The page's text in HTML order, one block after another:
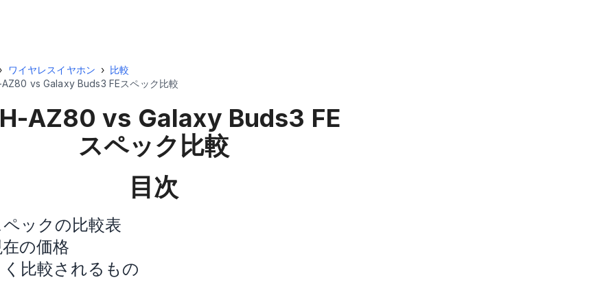
ワイヤレスイヤホン › 比較
AZ80 vs Galaxy Buds3 FEスペック比較
AZ80 vs Galaxy Buds3 FE
スペック比較
目次
ペックの比較表
の価格
く比較されるもの